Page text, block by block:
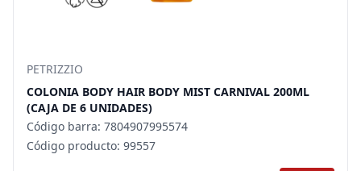
PETRIZZIO
COLONIA BODY HAIR BODY MIST CARNIVAL 200ML
(CAJA DE 6 UNIDADES)
Código barra: 7804907995574
Código producto: 99557